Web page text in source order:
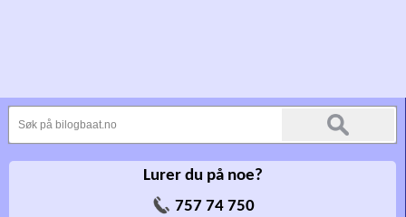
Lurer du på noe?
757 74 750